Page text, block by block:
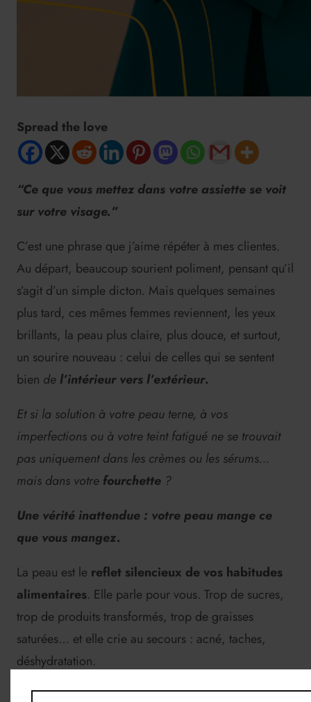
Spread the love
“Ce que vous mettez dans votre assiette se voit
sur votre visage.”
C’est une phrase que j’aime répéter à mes clientes.
Au départ, beaucoup sourient poliment, pensant qu’il
s’agit d’un simple dicton. Mais quelques semaines
plus tard, ces mêmes femmes reviennent, les yeux
brillants, la peau plus claire, plus douce, et surtout,
un sourire nouveau : celui de celles qui se sentent
bien de l’intérieur vers l’extérieur.
Et si la solution à votre peau terne, à vos
imperfections ou à votre teint fatigué ne se trouvait
pas uniquement dans les crèmes ou les sérums…
mais dans votre fourchette ?
Une vérité inattendue : votre peau mange ce
que vous mangez.
La peau est le reflet silencieux de vos habitudes
alimentaires. Elle parle pour vous. Trop de sucres,
trop de produits transformés, trop de graisses
saturées… et elle crie au secours : acné, taches,
déshydratation.
À l’inverse, une alimentationriche en fruits,